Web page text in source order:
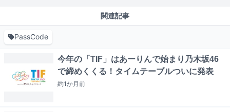
関連記事
PassCode
今年の「TIF」はあーりんで始まり乃木坂46
で締めくくる！タイムテーブルついに発表
約1か月前